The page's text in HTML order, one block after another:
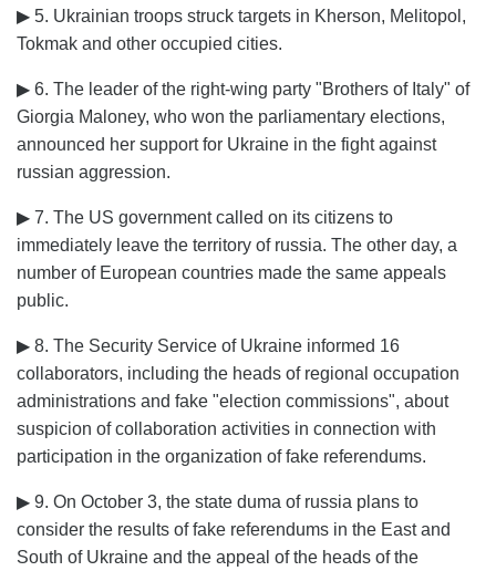
▶ 5. Ukrainian troops struck targets in Kherson, Melitopol,
Tokmak and other occupied cities.
▶ 6. The leader of the right-wing party "Brothers of Italy" of
Giorgia Maloney, who won the parliamentary elections,
announced her support for Ukraine in the fight against
russian aggression.
▶ 7. The US government called on its citizens to
immediately leave the territory of russia. The other day, a
number of European countries made the same appeals
public.
▶ 8. The Security Service of Ukraine informed 16
collaborators, including the heads of regional occupation
administrations and fake "election commissions", about
suspicion of collaboration activities in connection with
participation in the organization of fake referendums.
▶ 9. On October 3, the state duma of russia plans to
consider the results of fake referendums in the East and
South of Ukraine and the appeal of the heads of the